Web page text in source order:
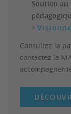
Soutien au
>
Consultez la
contactez la